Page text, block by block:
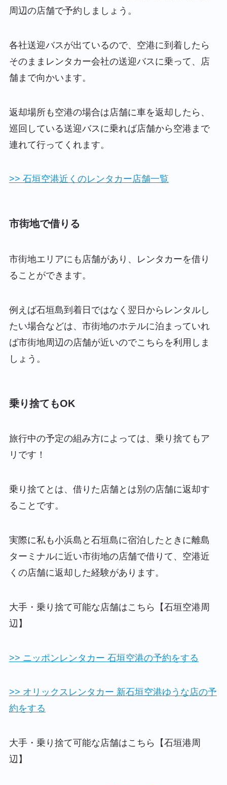
周辺の店舗で予約しましょう。
各社送迎バスが出ているので、空港に到着したら
そのままレンタカー会社の送迎バスに乗って、店
舗まで向かいます。
返却場所も空港の場合は店舗に車を返却したら、
巡回している送迎バスに乗れば店舗から空港まで
連れて行ってくれます。
>> 石垣空港近くのレンタカー店舗一覧
市街地で借りる
市街地エリアにも店舗があり、レンタカーを借り
ることができます。
例えば石垣島到着日ではなく翌日からレンタルし
たい場合などは、市街地のホテルに泊まっていれ
ば市街地周辺の店舗が近いのでこちらを利用しま
しょう。
乗り捨てもOK
旅行中の予定の組み方によっては、乗り捨てもア
リです！
乗り捨てとは、借りた店舗とは別の店舗に返却す
ることです。
実際に私も小浜島と石垣島に宿泊したときに離島
ターミナルに近い市街地の店舗で借りて、空港近
くの店舗に返却した経験があります。
大手・乗り捨て可能な店舗はこちら【石垣空港周
辺】
>> ニッポンレンタカー 石垣空港の予約をする
>> オリックスレンタカー 新石垣空港ゆうな店の予
約をする
大手・乗り捨て可能な店舗はこちら【石垣港周
辺】